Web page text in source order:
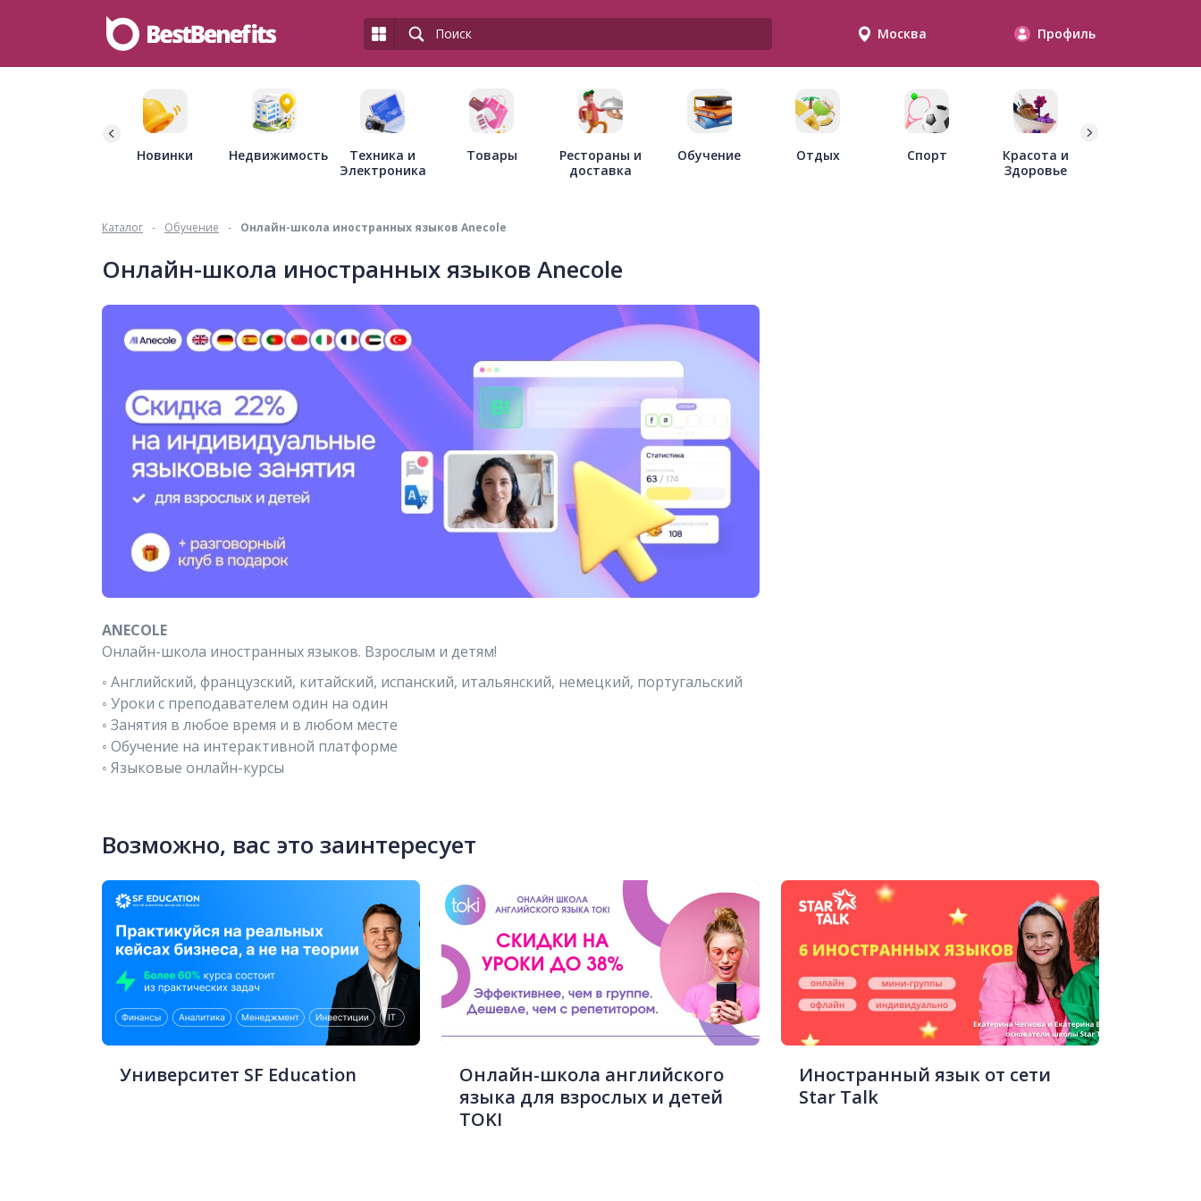
Москва Профиль
Новинки Недвижимость
Техника и
Электроника
Товары
Рестораны и
доставка
Обучение Отдых Спорт
Красота и
Здоровье
Каталог - Обучение - Онлайн-школа иностранных языков Anecole
Онлайн-школа иностранных языков Anecole
ANECOLE
Онлайн-школа иностранных языков. Взрослым и детям!
◦ Английский, французский, китайский, испанский, итальянский, немецкий, португальский
◦ Уроки с преподавателем один на один
◦ Занятия в любое время и в любом месте
◦ Обучение на интерактивной платформе
◦ Языковые онлайн-курсы
Возможно, вас это заинтересует
Университет SF Education
Онлайн-школа английского
языка для взрослых и детей
TOKI
Иностранный язык от сети
Star Talk